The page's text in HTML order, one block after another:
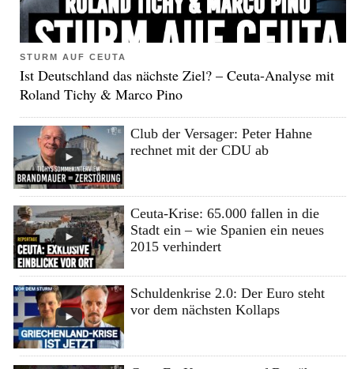
STURM AUF CEUTA
Ist Deutschland das nächste Ziel? – Ceuta-Analyse mit
Roland Tichy & Marco Pino
Club der Versager: Peter Hahne
rechnet mit der CDU ab
Ceuta-Krise: 65.000 fallen in die
Stadt ein – wie Spanien ein neues
2015 verhindert
Schuldenkrise 2.0: Der Euro steht
vor dem nächsten Kollaps